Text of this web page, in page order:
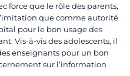
force que le rôle des parents,
que comme autorité
pour le bon usage des
Vis-à-vis des adolescents, il
enseignants pour un bon
sur l’information